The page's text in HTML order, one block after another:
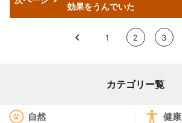
効果をうんでいた
< 1 2 3
カテゴリー覧
自然 健康